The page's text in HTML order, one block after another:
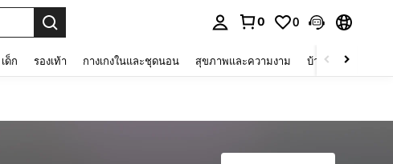
0 0
เด็ก รองเท้า กางเกงในและชุดนอน สุขภาพและความงาม บ้านและที่อยู่อาศัย